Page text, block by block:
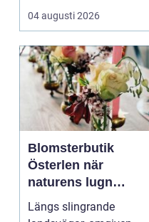
förvan...
04 augusti 2026
Blomsterbutik
Österlen när
naturens lugn
möter kreativt
hantverk
Längs slingrande